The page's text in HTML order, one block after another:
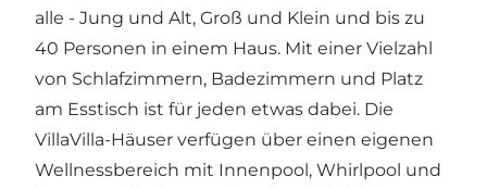
alle - Jung und Alt, Groß und Klein und bis zu
40 Personen in einem Haus. Mit einer Vielzahl
von Schlafzimmern, Badezimmern und Platz
am Esstisch ist für jeden etwas dabei. Die
VillaVilla-Häuser verfügen über einen eigenen
Wellnessbereich mit Innenpool, Whirlpool und